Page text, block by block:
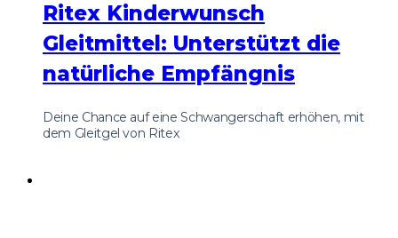
Ritex Kinderwunsch
Gleitmittel: Unterstützt die
natürliche Empfängnis
Deine Chance auf eine Schwangerschaft erhöhen, mit
dem Gleitgel von Ritex